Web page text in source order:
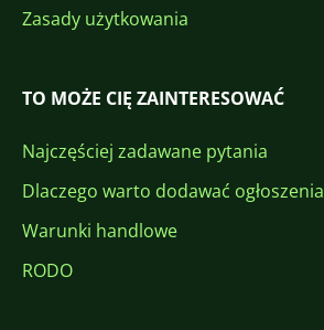
Zasady użytkowania
TO MOŻE CIĘ ZAINTERESOWAĆ
Najczęściej zadawane pytania
Dlaczego warto dodawać ogłoszenia
Warunki handlowe
RODO